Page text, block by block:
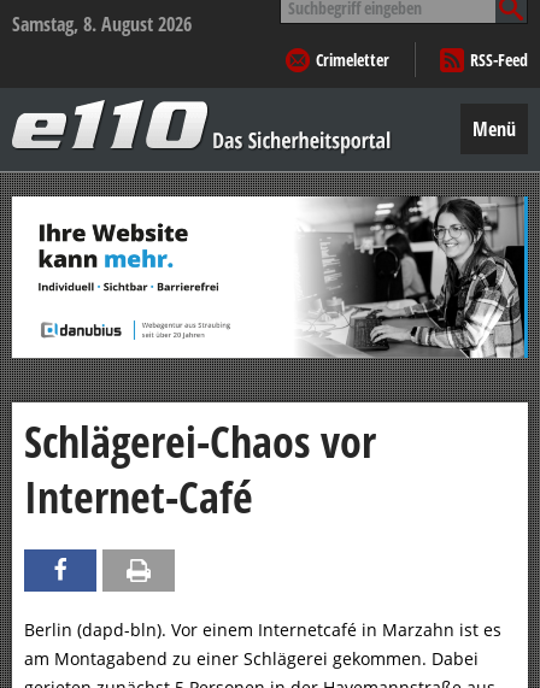
Samstag, 8. August 2026
nach:
Crimeletter
RSS-Feed
–
Das
Sicherheitsportal
Menü
Zum
Inhalt
springen
Schlägerei-Chaos vor
Internet-Café
Berlin (dapd-bln). Vor einem Internetcafé in Marzahn ist es
am Montagabend zu einer Schlägerei gekommen. Dabei